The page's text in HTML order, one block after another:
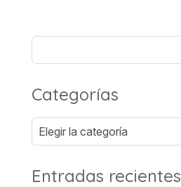
Categorías
Categorías
Entradas recientes